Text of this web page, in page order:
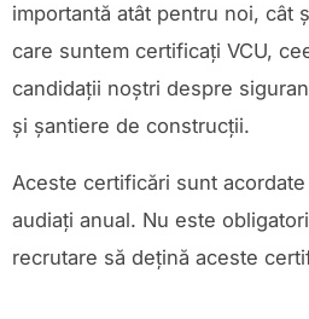
importantă atât pentru noi, cât
care suntem certificați VCU,
candidații noștri despre
și șantiere de construcții.
Aceste certificări sunt
audiați anual. Nu este
recrutare să dețină aceste